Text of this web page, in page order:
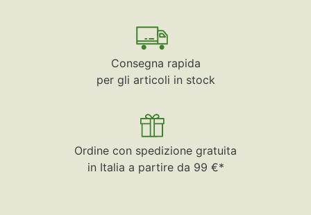
Consegna rapida
per gli articoli in stock
Ordine con spedizione gratuita
in Italia a partire da 99 €*